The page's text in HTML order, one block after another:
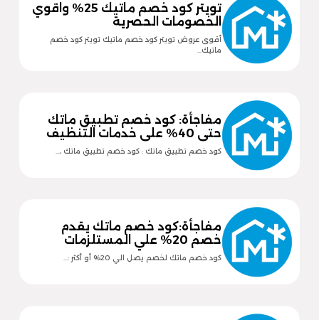
تويتر كود خصم ماتيك 25% واقوي
الخصومات الحصرية
أقوى عروض تويتر كود خصم ماتيك تويتر كود خصم
ماتيك…
مفاجأة: كود خصم تطبيق ماتك
حتى 40% على خدمات التنظيف
كود خصم تطبيق ماتك : كود خصم تطبيق ماتك ،…
مفاجأة:كود خصم ماتك يقدم
خصم 20% علي المستلزمات
كود خصم ماتك لخصم يصل الي 20% أو أكثر :…